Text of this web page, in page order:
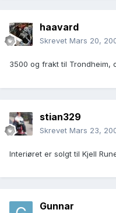
haavard
Skrevet Mars 20,
3500 og frakt til Trondheim,
stian329
Skrevet Mars 23,
Interiøret er solgt til Kjell
Gunnar